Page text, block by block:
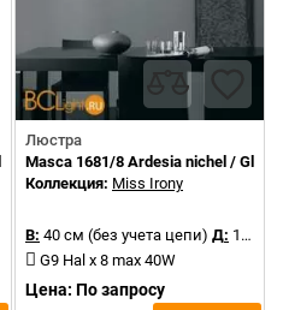
347
Люстра
Masca 1681/8 Ardesia nichel / Glass
Коллекция: Miss Irony
В: 40 см (без учета цепи) Д: 110 см
G9 Hal x 8 max 40W
Цена: По запросу